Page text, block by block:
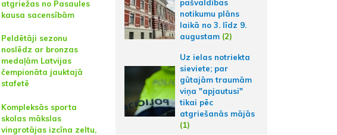
atgriežas no Pasaules
kausa sacensībām
Peldētāji sezonu
noslēdz ar bronzas
medaļām Latvijas
čempionāta jauktajā
stafetē
Kompleksās sporta
skolas mākslas
vingrotājas izcīna zeltu,
pašvaldības
notikumu plāns
laikā no 3. līdz 9.
augustam (2)
Uz ielas notriekta
sieviete; par
gūtajām traumām
viņa "apjautusi"
tikai pēc
atgriešanās mājās
(1)